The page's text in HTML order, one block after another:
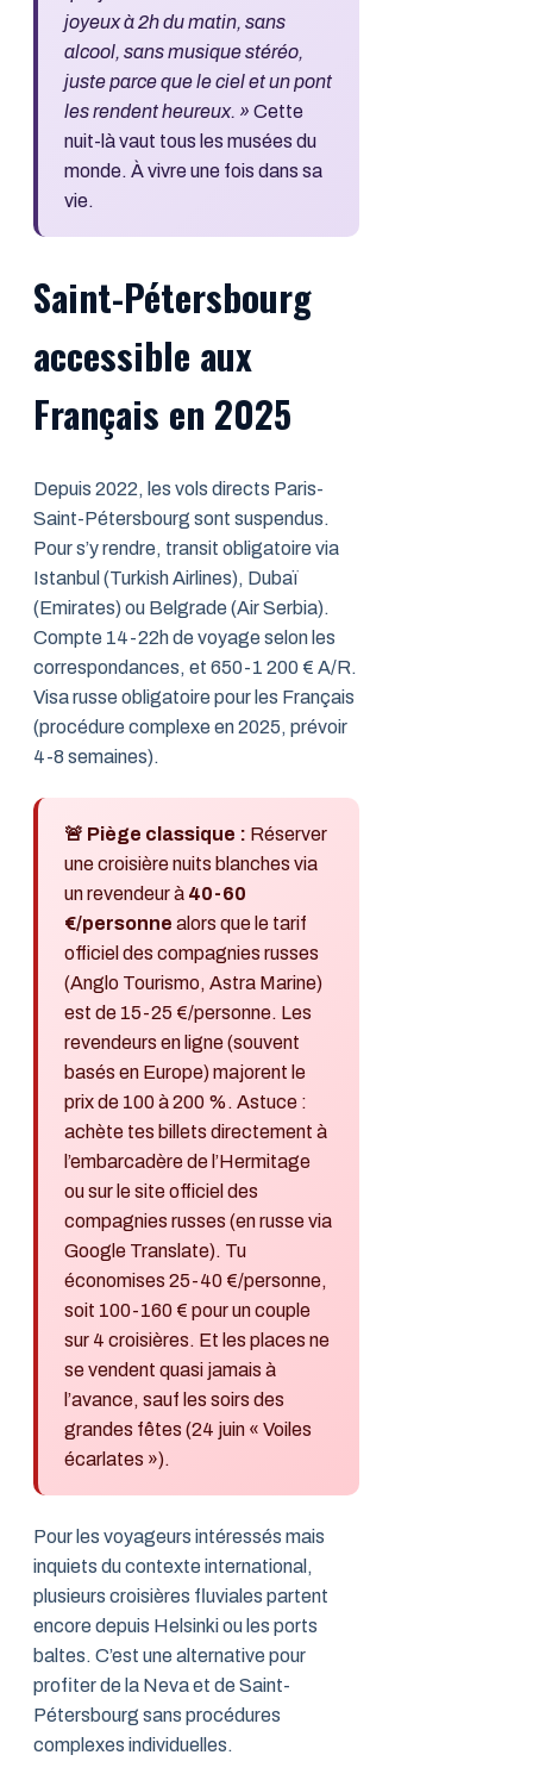
joyeux à 2h du matin, sans
alcool, sans musique stéréo,
juste parce que le ciel et un pont
les rendent heureux. » Cette
nuit-là vaut tous les musées du
monde. À vivre une fois dans sa
vie.
Saint-Pétersbourg
accessible aux
Français en 2025
Depuis 2022, les vols directs Paris-
Saint-Pétersbourg sont suspendus.
Pour s’y rendre, transit obligatoire via
Istanbul (Turkish Airlines), Dubaï
(Emirates) ou Belgrade (Air Serbia).
Compte 14-22h de voyage selon les
correspondances, et 650-1 200 € A/R.
Visa russe obligatoire pour les Français
(procédure complexe en 2025, prévoir
4-8 semaines).
🚨 Piège classique : Réserver
une croisière nuits blanches via
un revendeur à 40-60
€/personne alors que le tarif
officiel des compagnies russes
(Anglo Tourismo, Astra Marine)
est de 15-25 €/personne. Les
revendeurs en ligne (souvent
basés en Europe) majorent le
prix de 100 à 200 %. Astuce :
achète tes billets directement à
l’embarcadère de l’Hermitage
ou sur le site officiel des
compagnies russes (en russe via
Google Translate). Tu
économises 25-40 €/personne,
soit 100-160 € pour un couple
sur 4 croisières. Et les places ne
se vendent quasi jamais à
l’avance, sauf les soirs des
grandes fêtes (24 juin « Voiles
écarlates »).
Pour les voyageurs intéressés mais
inquiets du contexte international,
plusieurs croisières fluviales partent
encore depuis Helsinki ou les ports
baltes. C’est une alternative pour
profiter de la Neva et de Saint-
Pétersbourg sans procédures
complexes individuelles.